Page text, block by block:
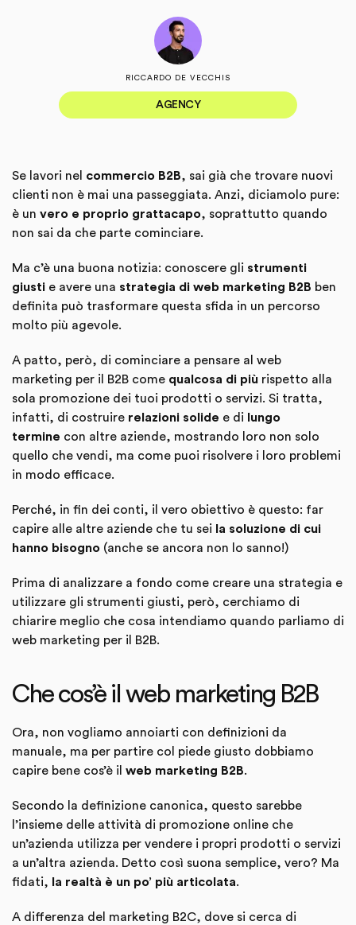
RICCARDO DE VECCHIS
AGENCY
Se lavori nel commercio B2B, sai già che trovare nuovi
clienti non è mai una passeggiata. Anzi, diciamolo pure:
è un vero e proprio grattacapo, soprattutto quando
non sai da che parte cominciare.
Ma c’è una buona notizia: conoscere gli strumenti
giusti e avere una strategia di web marketing B2B ben
definita può trasformare questa sfida in un percorso
molto più agevole.
A patto, però, di cominciare a pensare al web
marketing per il B2B come qualcosa di più rispetto alla
sola promozione dei tuoi prodotti o servizi. Si tratta,
infatti, di costruire relazioni solide e di
lungo
termine con altre aziende, mostrando loro non solo
quello che vendi, ma come puoi risolvere i loro problemi
in modo efficace.
Perché, in fin dei conti, il vero obiettivo è questo: far
capire alle altre aziende che tu sei
la soluzione di cui
hanno bisogno (anche se ancora non lo sanno!)
Prima di analizzare a fondo come creare una strategia e
utilizzare gli strumenti giusti, però, cerchiamo di
chiarire meglio che cosa intendiamo quando parliamo di
web marketing per il B2B.
Che cos’è il web marketing B2B
Ora, non vogliamo annoiarti con definizioni da
manuale, ma per partire col piede giusto dobbiamo
capire bene cos’è il web marketing B2B.
Secondo la definizione canonica, questo sarebbe
l’insieme delle attività di promozione online che
un’azienda utilizza per vendere i propri prodotti o servizi
a un’altra azienda. Detto così suona semplice, vero? Ma
fidati,
la realtà è un po’ più articolata.
A differenza del marketing B2C, dove si cerca di